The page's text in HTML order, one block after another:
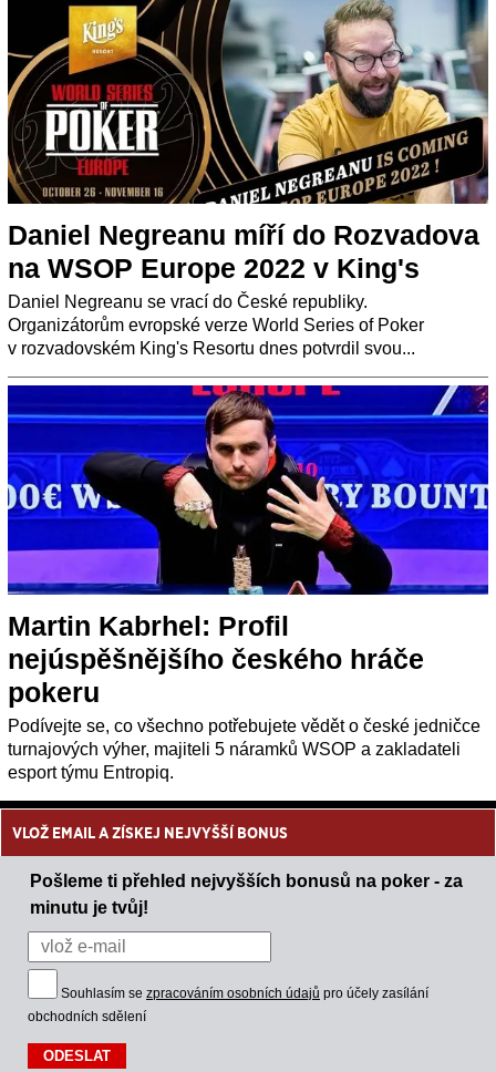
Daniel Negreanu míří do Rozvadova
na WSOP Europe 2022 v King's
Daniel Negreanu se vrací do České republiky.
Organizátorům evropské verze World Series of Poker
v rozvadovském King's Resortu dnes potvrdil svou...
Martin Kabrhel: Profil
nejúspěšnějšího českého hráče
pokeru
Podívejte se, co všechno potřebujete vědět o české jedničce
turnajových výher, majiteli 5 náramků WSOP a zakladateli
esport týmu Entropiq.
VLOŽ EMAIL A ZÍSKEJ NEJVYŠŠÍ BONUS
Pošleme ti přehled nejvyšších bonusů na poker - za
minutu je tvůj!
Souhlasím se zpracováním osobních údajů pro účely zasílání
obchodních sdělení